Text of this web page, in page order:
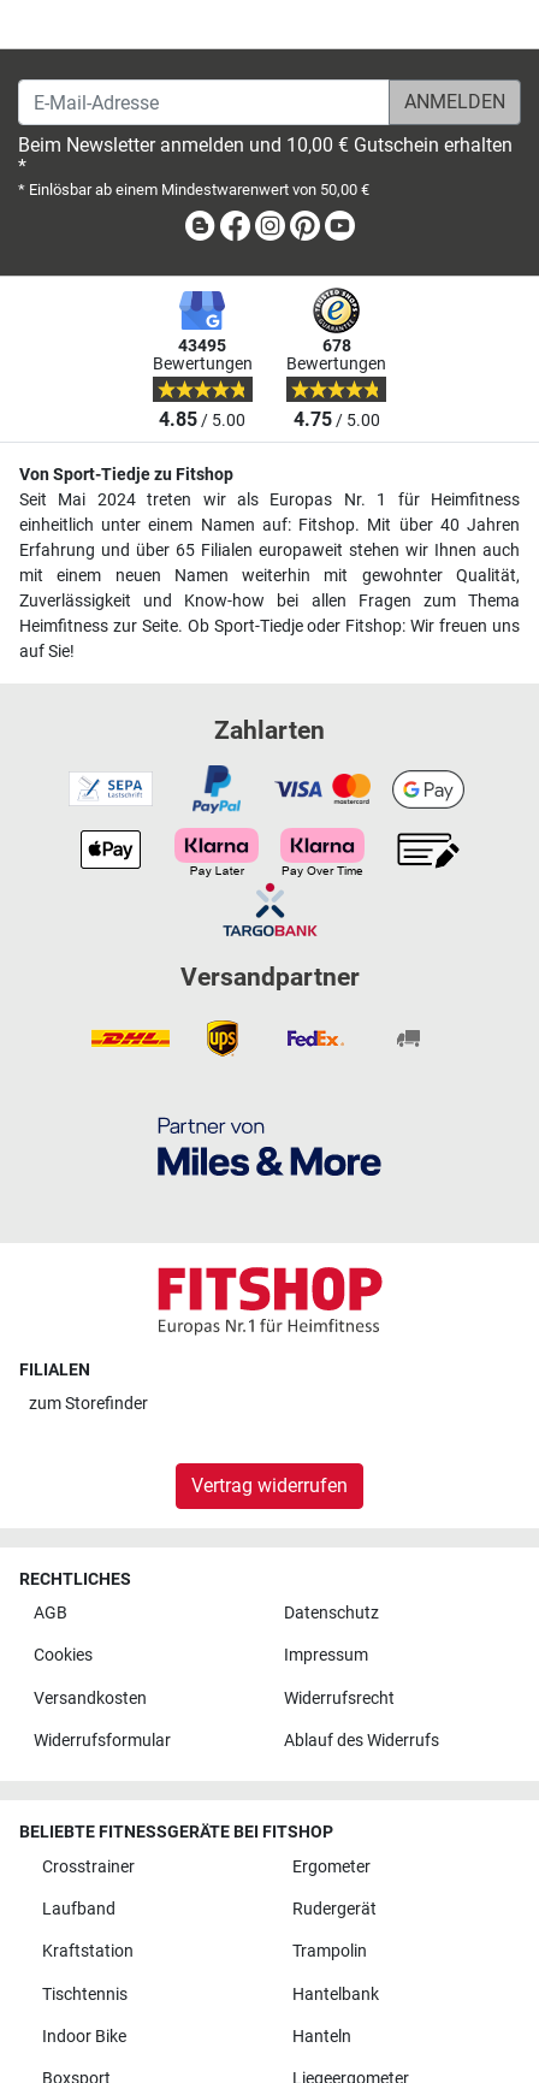
E-Mail-Adresse
Beim Newsletter anmelden und 10,00 € Gutschein erhalten
*
* Einlösbar ab einem Mindestwarenwert von 50,00 €
BlogFacebook
Instagram
Pinterest
43495
Bewertungen
4.85/ 5.00
678
Bewertungen
4.75/ 5.00
Von Sport-Tiedje zu Fitshop
Seit Mai 2024 treten wir als Europas Nr. 1 für Heimfitness
einheitlich unter einem Namen auf: Fitshop. Mit über 40 Jahren
Erfahrung und über 65 Filialen europaweit stehen wir Ihnen auch
mit einem neuen Namen weiterhin mit gewohnter Qualität,
Zuverlässigkeit und Know-how bei allen Fragen zum Thema
Heimfitness zur Seite. Ob Sport-Tiedje oder Fitshop: Wir freuen uns
auf Sie!
Zahlarten
Versandpartner
FILIALEN
zumStorefinder
Vertrag widerrufen
RECHTLICHES
AGB
Datenschutz
Cookies Impressum
Versandkosten Widerrufsrecht
Widerrufsformular Ablauf des Widerrufs
BELIEBTE FITNESSGERÄTE BEI FITSHOP
Crosstrainer
Ergometer
Laufband Rudergerät
Kraftstation Trampolin
Tischtennis Hantelbank
Indoor Bike Hanteln